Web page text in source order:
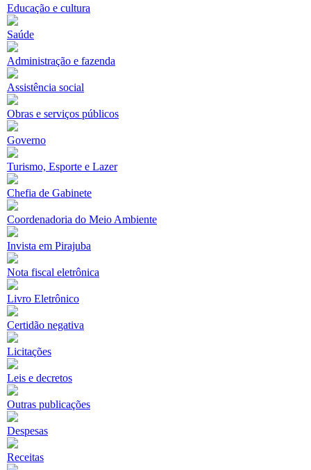
Educação e cultura
Saúde
Administração e fazenda
Assistência social
Obras e serviços públicos
Governo
Turismo, Esporte e Lazer
Chefia de Gabinete
Coordenadoria do Meio Ambiente
Invista em Pirajuba
Nota fiscal eletrônica
Livro Eletrônico
Certidão negativa
Licitações
Leis e decretos
Outras publicações
Despesas
Receitas